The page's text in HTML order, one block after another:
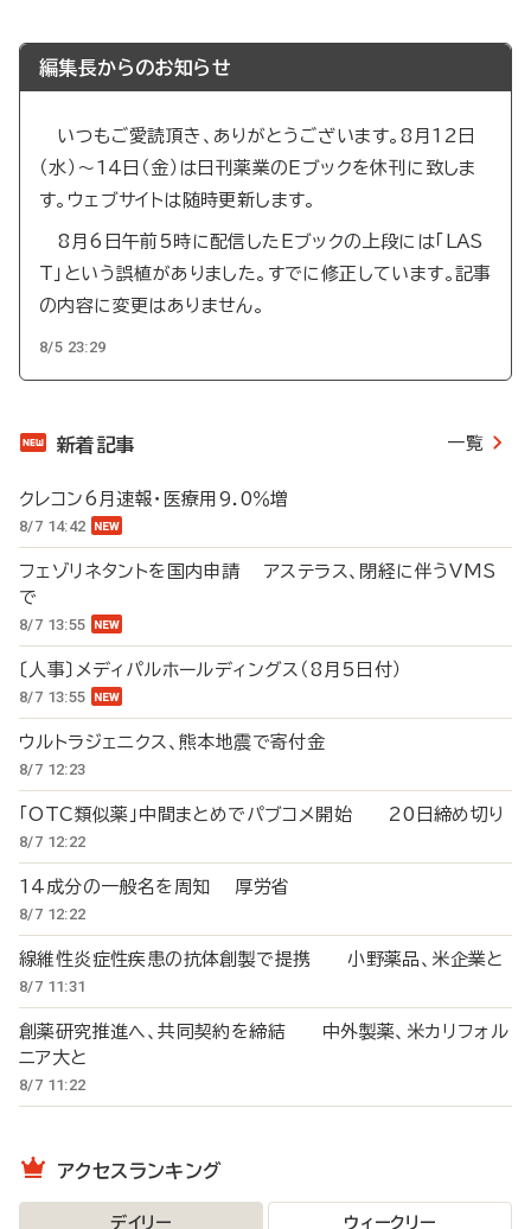
編集長からのお知らせ
いつもご愛読頂き、ありがとうございます。8月12日
（水）～14日（金）は日刊薬業のEブックを休刊に致しま
す。ウェブサイトは随時更新します。
8月6日午前5時に配信したEブックの上段には「LAS
T」という誤植がありました。すでに修正しています。記事
の内容に変更はありません。
8/5 23:29
新着記事 一覧
クレコン6月速報・医療用9.0％増
8/7 14:42
フェゾリネタントを国内申請 アステラス、閉経に伴うVMS
で
8/7 13:55
〔人事〕メディパルホールディングス（8月5日付）
8/7 13:55
ウルトラジェニクス、熊本地震で寄付金
8/7 12:23
「OTC類似薬」中間まとめでパブコメ開始 20日締め切り
8/7 12:22
14成分の一般名を周知 厚労省
8/7 12:22
線維性炎症性疾患の抗体創製で提携 小野薬品、米企業と
8/7 11:31
創薬研究推進へ、共同契約を締結 中外製薬、米カリフォル
ニア大と
8/7 11:22
アクセスランキング
デイリー ウィークリー